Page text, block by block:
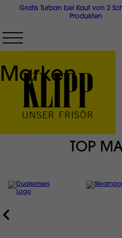
Gratis Turban bei Kauf von 2
Produkten
Marken
TOP